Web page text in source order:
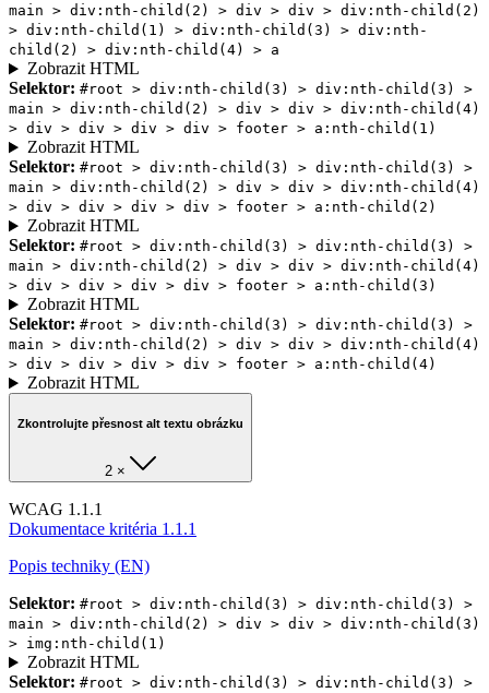
main > div:nth-child(2) > div > div > div:nth-child(2)
> div:nth-child(1) > div:nth-child(3) > div:nth-
child(2) > div:nth-child(4) > a
Zobrazit HTML
Selektor: #root > div:nth-child(3) > div:nth-child(3) >
main > div:nth-child(2) > div > div > div:nth-child(4)
> div > div > div > div > footer > a:nth-child(1)
Zobrazit HTML
Selektor: #root > div:nth-child(3) > div:nth-child(3) >
main > div:nth-child(2) > div > div > div:nth-child(4)
> div > div > div > div > footer > a:nth-child(2)
Zobrazit HTML
Selektor: #root > div:nth-child(3) > div:nth-child(3) >
main > div:nth-child(2) > div > div > div:nth-child(4)
> div > div > div > div > footer > a:nth-child(3)
Zobrazit HTML
Selektor: #root > div:nth-child(3) > div:nth-child(3) >
main > div:nth-child(2) > div > div > div:nth-child(4)
> div > div > div > div > footer > a:nth-child(4)
Zobrazit HTML
Zkontrolujte přesnost alt textu obrázku
2 ×
WCAG 1.1.1
Dokumentace kritéria 1.1.1
Popis techniky (EN)
Selektor: #root > div:nth-child(3) > div:nth-child(3) >
main > div:nth-child(2) > div > div > div:nth-child(3)
> img:nth-child(1)
Zobrazit HTML
Selektor: #root > div:nth-child(3) > div:nth-child(3) >